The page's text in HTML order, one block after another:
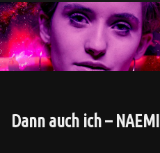
Dann auch ich – NAEMI